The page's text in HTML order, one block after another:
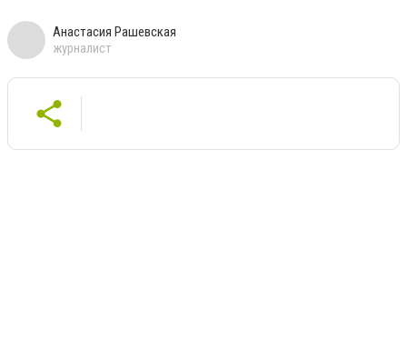
Анастасия Рашевская
журналист